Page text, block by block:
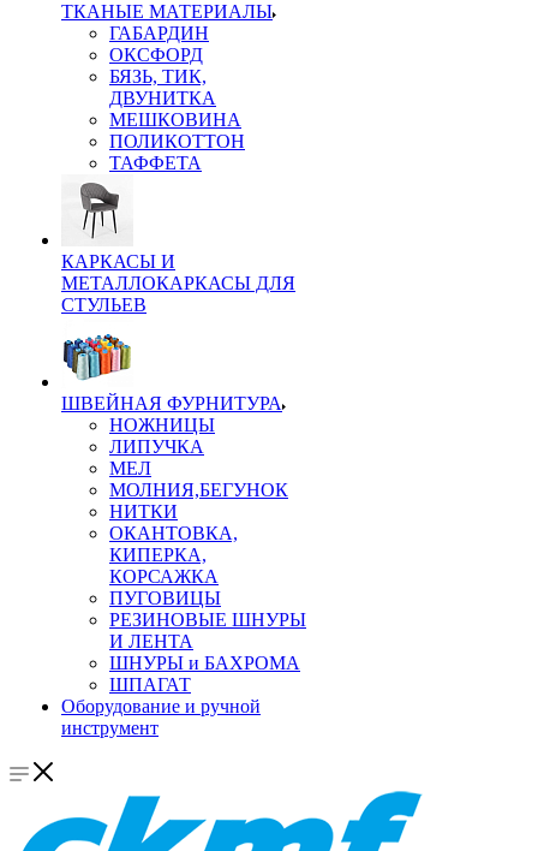
ТКАНЫЕ МАТЕРИАЛЫ
ГАБАРДИН
ОКСФОРД
БЯЗЬ, ТИК,
ДВУНИТКА
МЕШКОВИНА
ПОЛИКОТТОН
ТАФФЕТА
КАРКАСЫ И
МЕТАЛЛОКАРКАСЫ ДЛЯ
СТУЛЬЕВ
ШВЕЙНАЯ ФУРНИТУРА
НОЖНИЦЫ
ЛИПУЧКА
МЕЛ
МОЛНИЯ,БЕГУНОК
НИТКИ
ОКАНТОВКА,
КИПЕРКА,
КОРСАЖКА
ПУГОВИЦЫ
РЕЗИНОВЫЕ ШНУРЫ
И ЛЕНТА
ШНУРЫ и БАХРОМА
ШПАГАТ
Оборудование и ручной
инструмент